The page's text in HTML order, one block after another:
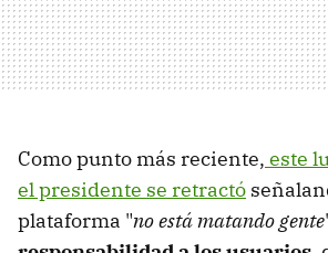
Como punto más reciente, este
el presidente se retractó
plataforma "no está matando gente